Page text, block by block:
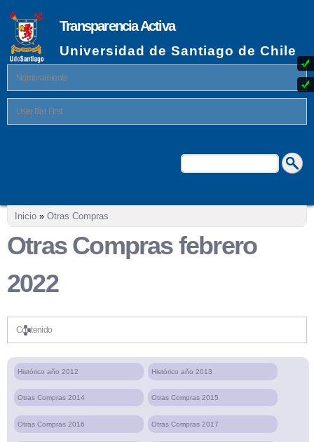
contenido
principal
Transparencia Activa
Universidad de Santiago de Chile
Nombramiento
User Bar First
Formulario de búsqueda
Buscar
Se encuentra usted aquí
Inicio » Otras Compras
Otras Compras febrero
2022
Contenido
Histórico año 2012 Histórico año 2013
Otras Compras 2014 Otras Compras 2015
Otras Compras 2016 Otras Compras 2017